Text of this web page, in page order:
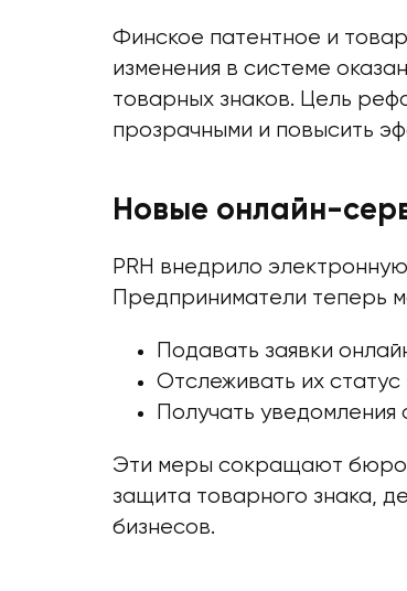
Финское патентное и
изменения в системе
товарных знаков. Цель
прозрачными и повысить
Новые онлайн-
PRH внедрило
Предприниматели теперь
Подавать заявки
Отслеживать их
Получать
Эти меры сокращают
защита товарного знака,
бизнесов.